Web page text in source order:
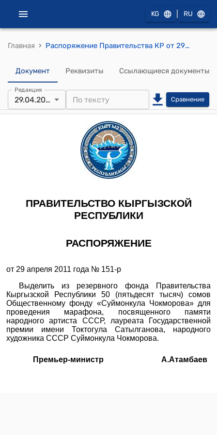
KG RU
Главная › Распоряжение Правительства КР от 29 апреля 2011 года № 151-р (О выделении денежных средств из резервного фонда Правительства Кыргызской Республики)
Документ Реквизиты Ссылающиеся документы
Редакция
29.04.2011 Сравнение